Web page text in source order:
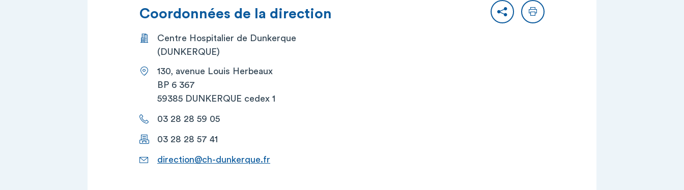
PartagerImprimer
Coordonnées de la direction
Centre Hospitalier de Dunkerque
(DUNKERQUE)
130, avenue Louis Herbeaux
BP 6 367
59385 DUNKERQUE cedex 1
03 28 28 59 05
03 28 28 57 41
direction@ch-dunkerque.fr